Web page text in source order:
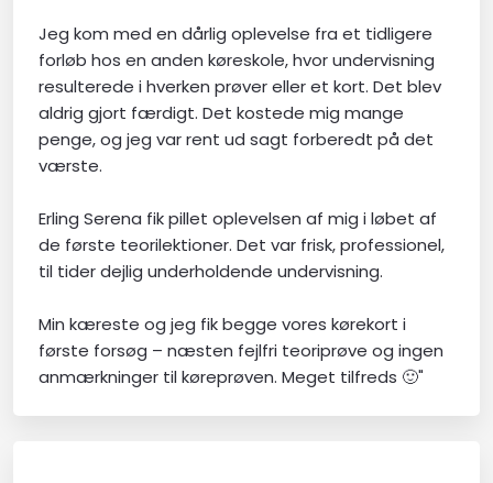
Jeg kom med en dårlig oplevelse fra et tidligere
forløb hos en anden køreskole, hvor undervisning
resulterede i hverken prøver eller et kort. Det blev
aldrig gjort færdigt. Det kostede mig mange
penge, og jeg var rent ud sagt forberedt på det
værste.
Erling Serena fik pillet oplevelsen af mig i løbet af
de første teorilektioner. Det var frisk, professionel,
til tider dejlig underholdende undervisning.
Min kæreste og jeg fik begge vores kørekort i
første forsøg – næsten fejlfri teoriprøve og ingen
anmærkninger til køreprøven. Meget tilfreds 🙂"